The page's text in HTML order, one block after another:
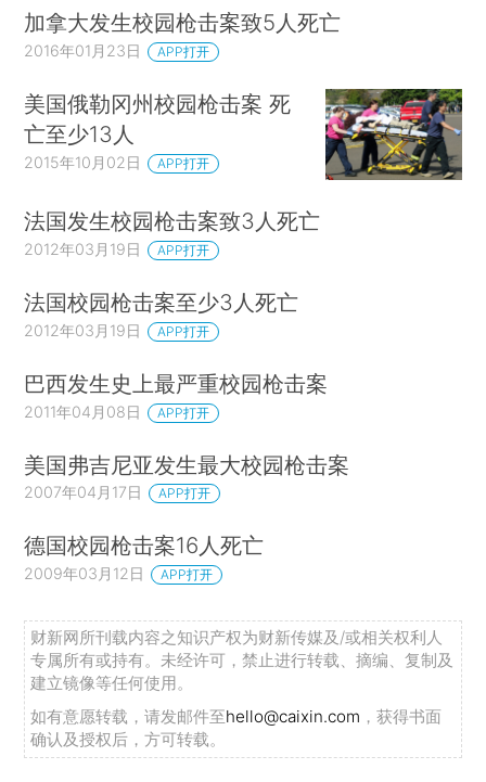
加拿大发生校园枪击案致5人死亡
2016年01月23日 APP打开
美国俄勒冈州校园枪击案 死
亡至少13人
2015年10月02日 APP打开
法国发生校园枪击案致3人死亡
2012年03月19日 APP打开
法国校园枪击案至少3人死亡
2012年03月19日 APP打开
巴西发生史上最严重校园枪击案
2011年04月08日 APP打开
美国弗吉尼亚发生最大校园枪击案
2007年04月17日 APP打开
德国校园枪击案16人死亡
2009年03月12日 APP打开
财新网所刊载内容之知识产权为财新传媒及/或相关权利人
专属所有或持有。未经许可，禁止进行转载、摘编、复制及
建立镜像等任何使用。
如有意愿转载，请发邮件至hello@caixin.com ，获得书面
确认及授权后，方可转载。